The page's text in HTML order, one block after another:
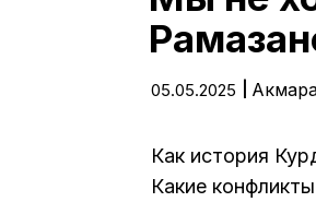
05.05.2025
Как история
Какие